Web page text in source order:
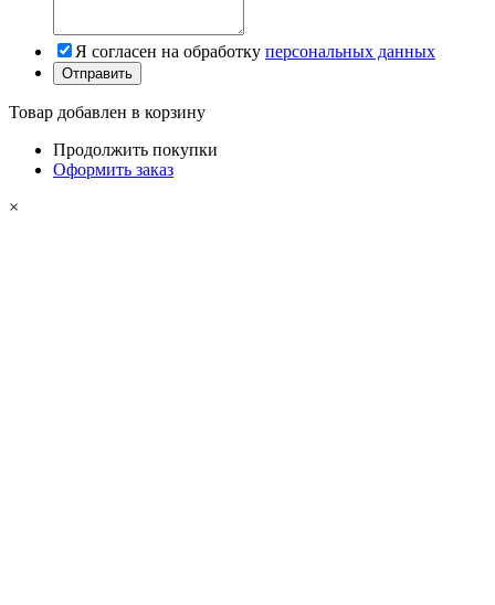
Я согласен на обработку персональных данных
Товар добавлен в корзину
Продолжить покупки
Оформить заказ
×